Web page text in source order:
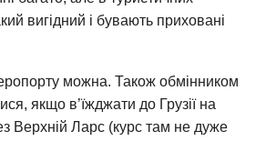
вигідний і бувають приховані
можна. Також обмінником
якщо в’їжджати до Грузії на
Верхній Ларс (курс там не дуже